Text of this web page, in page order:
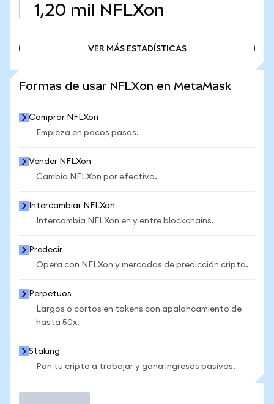
1,20 mil NFLXon
VER MÁS ESTADÍSTICAS
Formas de usar NFLXon en MetaMask
Comprar NFLXon
Empieza en pocos pasos.
Vender NFLXon
Cambia NFLXon por efectivo.
Intercambiar NFLXon
Intercambia NFLXon en y entre blockchains.
Predecir
Opera con NFLXon y mercados de predicción cripto.
Perpetuos
Largos o cortos en tokens con apalancamiento de
hasta 50x.
Staking
Pon tu cripto a trabajar y gana ingresos pasivos.